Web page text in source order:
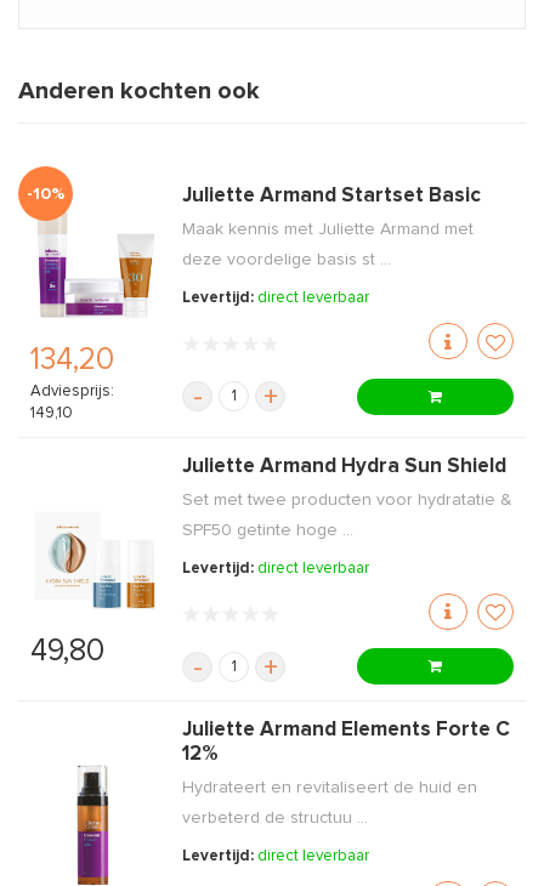
Anderen kochten ook
-10%
134,20
Adviesprijs:
149,10
Juliette Armand Startset Basic
Maak kennis met Juliette Armand met
deze voordelige basis st ...
Levertijd: direct leverbaar
- +
49,80
Juliette Armand Hydra Sun Shield
Set met twee producten voor hydratatie &
SPF50 getinte hoge ...
Levertijd: direct leverbaar
- +
Juliette Armand Elements Forte C
12%
Hydrateert en revitaliseert de huid en
verbeterd de structuu ...
Levertijd: direct leverbaar